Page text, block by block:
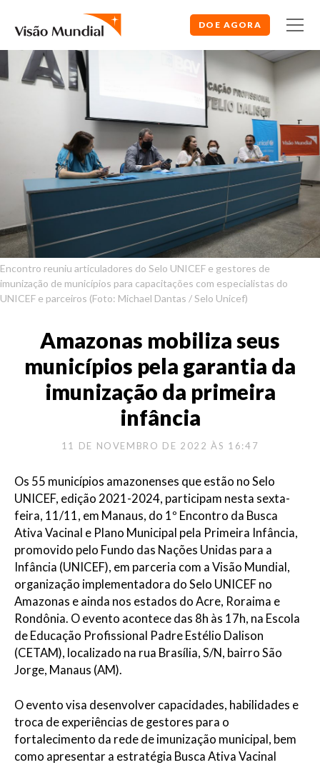
DOE AGORA
Encontro reuniu articuladores do Selo UNICEF e gestores de
imunização de municípios para capacitações com especialistas do
UNICEF e parceiros (Foto: Michael Dantas / Selo Unicef)
Amazonas mobiliza seus
municípios pela garantia da
imunização da primeira
infância
11 DE NOVEMBRO DE 2022 ÀS 16:47
Os 55 municípios amazonenses que estão no Selo
UNICEF, edição 2021-2024, participam nesta sexta-
feira, 11/11, em Manaus, do 1º Encontro da Busca
Ativa Vacinal e Plano Municipal pela Primeira Infância,
promovido pelo Fundo das Nações Unidas para a
Infância (UNICEF), em parceria com a Visão Mundial,
organização implementadora do Selo UNICEF no
Amazonas e ainda nos estados do Acre, Roraima e
Rondônia. O evento acontece das 8h às 17h, na Escola
de Educação Profissional Padre Estélio Dalison
(CETAM), localizado na rua Brasília, S/N, bairro São
Jorge, Manaus (AM).
O evento visa desenvolver capacidades, habilidades e
troca de experiências de gestores para o
fortalecimento da rede de imunização municipal, bem
como apresentar a estratégia Busca Ativa Vacinal